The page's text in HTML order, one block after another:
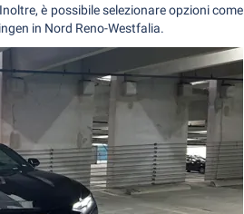
è possibile selezionare opzioni come
in Nord Reno-Westfalia.